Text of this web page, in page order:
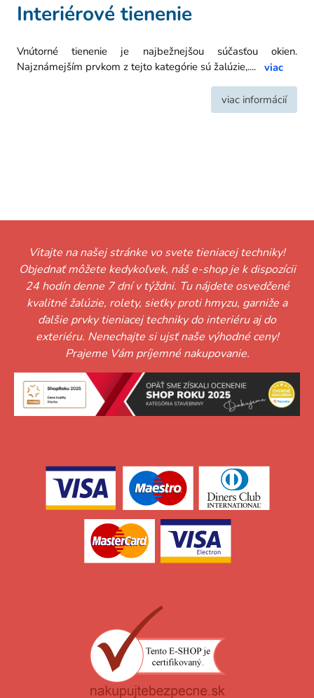
Interiérové tienenie
Vnútorné tienenie je najbežnejšou súčasťou okien.
Najznámejším prvkom z tejto kategórie sú žalúzie,.... viac
viac informácií
Vitajte na našej stránke vo svete tieniacej techniky!
Objednať môžete kedykoľvek, náš e-shop je k dispozícii
24 hodín denne 7 dní v týždni. Tu nájdete osvedčené
kvalitné žalúzie, rolety, sieťky proti hmyzu, garniže a
ďalšie prvky tieniacej techniky do interiéru aj do
exteriéru. Nenechajte si ujsť naše výhodné ceny!
Prajeme Vám príjemné nakupovanie.